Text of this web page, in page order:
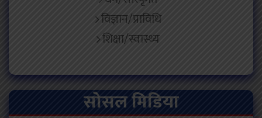
विज्ञान/प्राविधि
शिक्षा/स्वास्थ्य
सोसल मिडिया